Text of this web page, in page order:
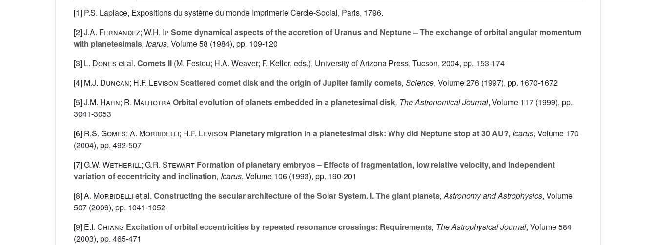
[1] P.S. Laplace, Expositions du système du monde Imprimerie Cercle-Social, Paris, 1796.
[2]J.A. Fernandez; W.H. Ip Some dynamical aspects of the accretion of Uranus and Neptune – The exchange of orbital angular momentum
with planetesimals, Icarus, Volume 58 (1984), pp. 109-120
[3] L. Dones et al. Comets II (M. Festou; H.A. Weaver; F. Keller, eds.), University of Arizona Press, Tucson, 2004, pp. 153-174
[4] M.J. Duncan; H.F. Levison Scattered comet disk and the origin of Jupiter family comets, Science, Volume 276 (1997), pp. 1670-1672
[5]J.M. Hahn; R. MalhotraOrbital evolution of planets embedded in a planetesimal disk, The Astronomical Journal, Volume 117 (1999), pp.
3041-3053
[6] R.S. Gomes; A. Morbidelli; H.F. Levison Planetary migration in a planetesimal disk: Why did Neptune stop at 30 AU?, Icarus, Volume 170
(2004), pp. 492-507
[7]G.W. Wetherill; G.R. Stewart Formation of planetary embryos – Effects of fragmentation, low relative velocity, and independent
variation of eccentricity and inclination, Icarus, Volume 106 (1993), pp. 190-201
[8]A. Morbidelli et al. Constructing the secular architecture of the Solar System. I. The giant planets, Astronomy and Astrophysics, Volume
507 (2009), pp. 1041-1052
[9] E.I. Chiang Excitation of orbital eccentricities by repeated resonance crossings: Requirements, The Astrophysical Journal, Volume 584
(2003), pp. 465-471